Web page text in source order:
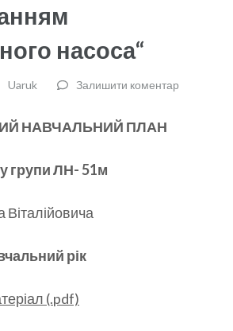
насоса“
Uaruk Залишити коментар
НАВЧАЛЬНИЙ ПЛАН
групи ЛН-51м
рік
(.pdf)